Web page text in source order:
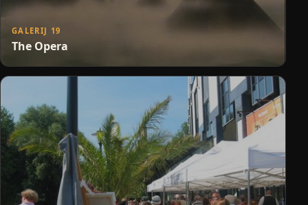
GALERIJ 19
The Opera